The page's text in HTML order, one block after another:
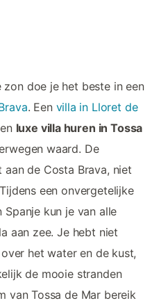
zon doe je het beste in een
. Een villa in Lloret de
luxe villa huren in Tossa
waard. De
de Costa Brava, niet
een onvergetelijke
kun je van alle
aan zee. Je hebt niet
het water en de kust,
de mooie stranden
van Tossa de Mar bereik